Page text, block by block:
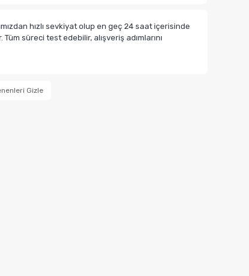
hızlı sevkiyat olup en geç 24 saat içerisinde
süreci test edebilir, alışveriş adımlarını
Gizle